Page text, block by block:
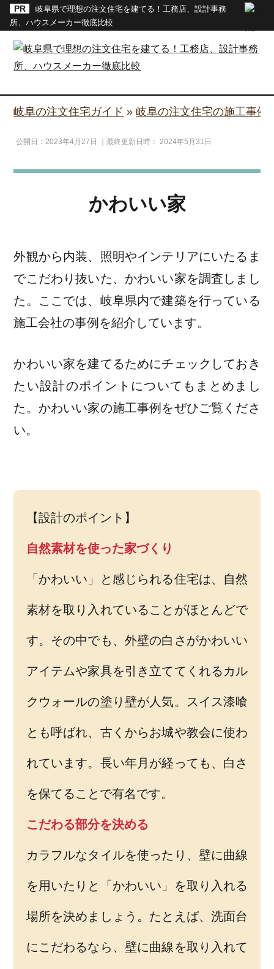
岐阜県で理想の注文住宅を建てる！工務店、設計事務
所、ハウスメーカー徹底比較
岐阜の注文住宅ガイド »岐阜の注文住宅の施工事例
公開日：2023年4月27日 ｜最終更新日時：2024年5月31日
かわいい家
外観から内装、照明やインテリアにいたるま
でこだわり抜いた、かわいい家を調査しまし
た。ここでは、岐阜県内で建築を行っている
施工会社の事例を紹介しています。
かわいい家を建てるためにチェックしておき
たい設計のポイントについてもまとめまし
た。かわいい家の施工事例をぜひご覧くださ
い。
【設計のポイント】
自然素材を使った家づくり
「かわいい」と感じられる住宅は、自然
素材を取り入れていることがほとんどで
す。その中でも、外壁の白さがかわいい
アイテムや家具を引き立ててくれるカル
クウォールの塗り壁が人気。スイス漆喰
とも呼ばれ、古くからお城や教会に使わ
れています。長い年月が経っても、白さ
を保てることで有名です。
こだわる部分を決める
カラフルなタイルを使ったり、壁に曲線
を用いたりと「かわいい」を取り入れる
場所を決めましょう。たとえば、洗面台
にこだわるなら、壁に曲線を取り入れて